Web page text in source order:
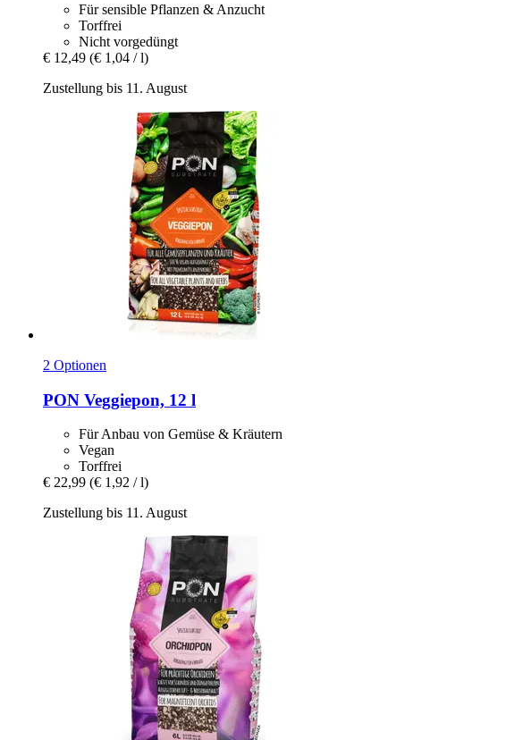
Für sensible Pflanzen & Anzucht
Torffrei
Nicht vorgedüngt
€ 12,49 (€ 1,04 / l)
Zustellung bis 11. August
2 Optionen
PON Veggiepon, 12 l
Für Anbau von Gemüse & Kräutern
Vegan
Torffrei
€ 22,99 (€ 1,92 / l)
Zustellung bis 11. August